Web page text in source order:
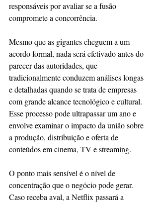
responsáveis por avaliar se a fusão
compromete a concorrência.
Mesmo que as gigantes cheguem a um
acordo formal, nada será efetivado antes do
parecer das autoridades, que
tradicionalmente conduzem análises longas
e detalhadas quando se trata de empresas
com grande alcance tecnológico e cultural.
Esse processo pode ultrapassar um ano e
envolve examinar o impacto da união sobre
a produção, distribuição e oferta de
conteúdos em cinema, TV e streaming.
O ponto mais sensível é o nível de
concentração que o negócio pode gerar.
Caso receba aval, a Netflix passará a